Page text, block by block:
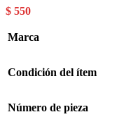
$ 550
Marca
Condición del ítem
Número de pieza